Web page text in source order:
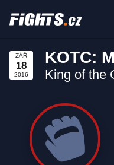
ZÁŘ
18
2016
KOTC:
King of the